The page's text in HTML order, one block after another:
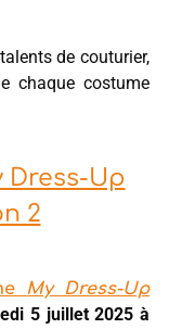
de couturier,
chaque costume
Dress-Up
2
My Dress-Up
5 juillet 2025 à